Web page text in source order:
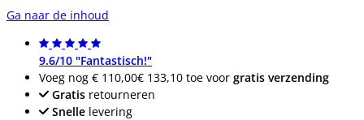
Ga naar de inhoud
9.6/10 "Fantastisch!"
Voeg nog € 110,00€ 133,10 toe voor gratis verzending
Gratis retourneren
Snelle levering